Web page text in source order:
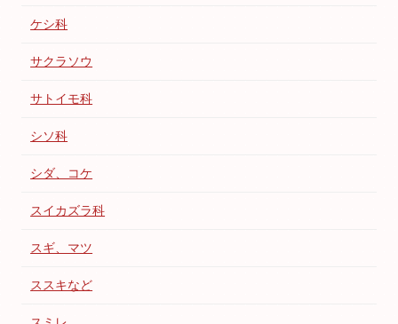
ケシ科
サクラソウ
サトイモ科
シソ科
シダ、コケ
スイカズラ科
スギ、マツ
ススキなど